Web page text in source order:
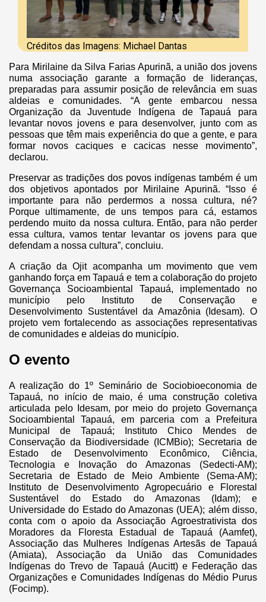
Créditos das Imagens: Michael Dantas
Para Mirilaine da Silva Farias Apurinã, a união dos jovens
numa associação garante a formação de lideranças,
preparadas para assumir posição de relevância em suas
aldeias e comunidades. “A gente embarcou nessa
Organização da Juventude Indígena de Tapauá para
levantar novos jovens e para desenvolver, junto com as
pessoas que têm mais experiência do que a gente, e para
formar novos caciques e cacicas nesse movimento”,
declarou.
Preservar as tradições dos povos indígenas também é um
dos objetivos apontados por Mirilaine Apurinã. “Isso é
importante para não perdermos a nossa cultura, né?
Porque ultimamente, de uns tempos para cá, estamos
perdendo muito da nossa cultura. Então, para não perder
essa cultura, vamos tentar levantar os jovens para que
defendam a nossa cultura”, concluiu.
A criação da Ojit acompanha um movimento que vem
ganhando força em Tapauá e tem a colaboração do projeto
Governança Socioambiental Tapauá, implementado no
município pelo Instituto de Conservação e
Desenvolvimento Sustentável da Amazônia (Idesam). O
projeto vem fortalecendo as associações representativas
de comunidades e aldeias do município.
O evento
A realização do 1º Seminário de Sociobioeconomia de
Tapauá, no início de maio, é uma construção coletiva
articulada pelo Idesam, por meio do projeto Governança
Socioambiental Tapauá, em parceria com a Prefeitura
Municipal de Tapauá; Instituto Chico Mendes de
Conservação da Biodiversidade (ICMBio); Secretaria de
Estado de Desenvolvimento Econômico, Ciência,
Tecnologia e Inovação do Amazonas (Sedecti-AM);
Secretaria de Estado de Meio Ambiente (Sema-AM);
Instituto de Desenvolvimento Agropecuário e Florestal
Sustentável do Estado do Amazonas (Idam); e
Universidade do Estado do Amazonas (UEA); além disso,
conta com o apoio da Associação Agroestrativista dos
Moradores da Floresta Estadual de Tapauá (Aamfet),
Associação das Mulheres Indígenas Artesãs de Tapauá
(Amiata), Associação da União das Comunidades
Indígenas do Trevo de Tapauá (Aucitt) e Federação das
Organizações e Comunidades Indígenas do Médio Purus
(Focimp).